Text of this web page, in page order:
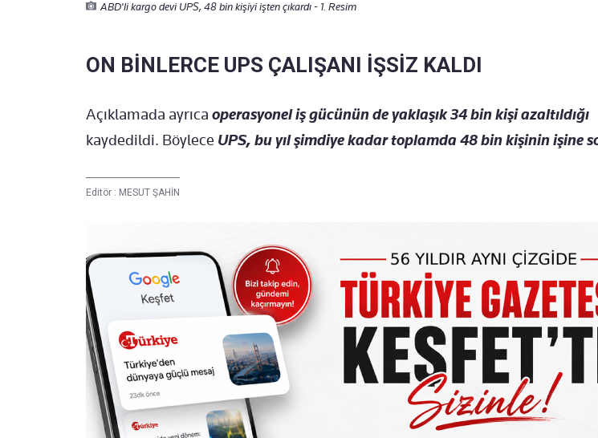
ABD'li kargo devi UPS, 48 bin kişiyi işten çıkardı - 1. Resim
ON BİNLERCE UPS ÇALIŞANI İŞSİZ KALDI
Açıklamada ayrıca operasyonel iş gücünün de yaklaşık 34 bin kişi azaltıldığı
kaydedildi. Böylece UPS, bu yıl şimdiye kadar toplamda 48 bin kişinin işine
Editör : MESUT ŞAHİN